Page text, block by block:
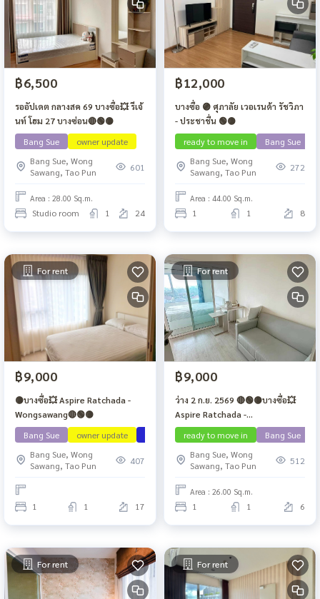
฿6,500
รออัปเดต กลางสค 69 บางซื่อ💥 รีเจ้
นท์ โฮม 27 บางซ่อน🔴🟢🟡
Bang Sue
owner update
Bang Sue, Wong
Sawang, Tao Pun
601
Area : 28.00 Sq.m.
Studio room 1 24
฿12,000
บางซื่อ 🟣 ศุภาลัย เวอเรนด้า รัชวิภา
- ประชาชื่น 🟢🟡
ready to move in
Bang Sue
Bang Sue, Wong
Sawang, Tao Pun
272
Area : 44.00 Sq.m.
1 1 8
For rent
฿9,000
🟡บางซื่อ💥 Aspire Ratchada -
Wongsawang🔴🟢🟡
Bang Sue
owner update
Bang Sue, Wong
Sawang, Tao Pun
407
1 1 17
For rent
฿9,000
ว่าง 2 ก.ย. 2569 🔴🟢🟡บางซื่อ💥
Aspire Ratchada -
Wongsawang🔴🟢🟡
ready to move in Bang Sue
Bang Sue, Wong
Sawang, Tao Pun
512
Area : 26.00 Sq.m.
1 1 6
For rent For rent